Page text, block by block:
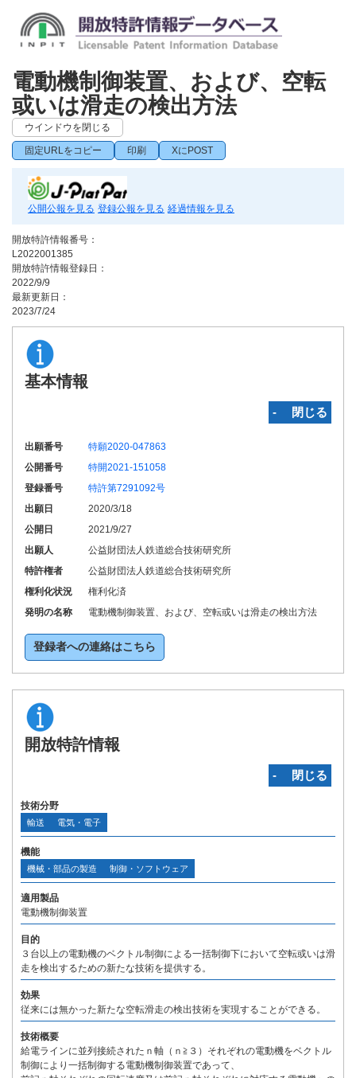
電動機制御装置、および、空転
或いは滑走の検出方法
ウインドウを閉じる
固定URLをコピー 印刷 XにPOST
公開公報を見る 登録公報を見る 経過情報を見る
開放特許情報番号：
L2022001385
開放特許情報登録日：
2022/9/9
最新更新日：
2023/7/24
基本情報
‐ 閉じる
出願番号
特願2020-047863
公開番号
特開2021-151058
登録番号
特許第7291092号
出願日
2020/3/18
公開日
2021/9/27
出願人
公益財団法人鉄道総合技術研究所
特許権者
公益財団法人鉄道総合技術研究所
権利化状況
権利化済
発明の名称
電動機制御装置、および、空転或いは滑走の検出方法
登録者への連絡はこちら
開放特許情報
‐ 閉じる
技術分野
輸送 電気・電子
機能
機械・部品の製造 制御・ソフトウェア
適用製品
電動機制御装置
目的
３台以上の電動機のベクトル制御による一括制御下において空転或いは滑
走を検出するための新たな技術を提供する。
効果
従来には無かった新たな空転滑走の検出技術を実現することができる。
技術概要
給電ラインに並列接続されたｎ軸（ｎ≧３）それぞれの電動機をベクトル
制御により一括制御する電動機制御装置であって、